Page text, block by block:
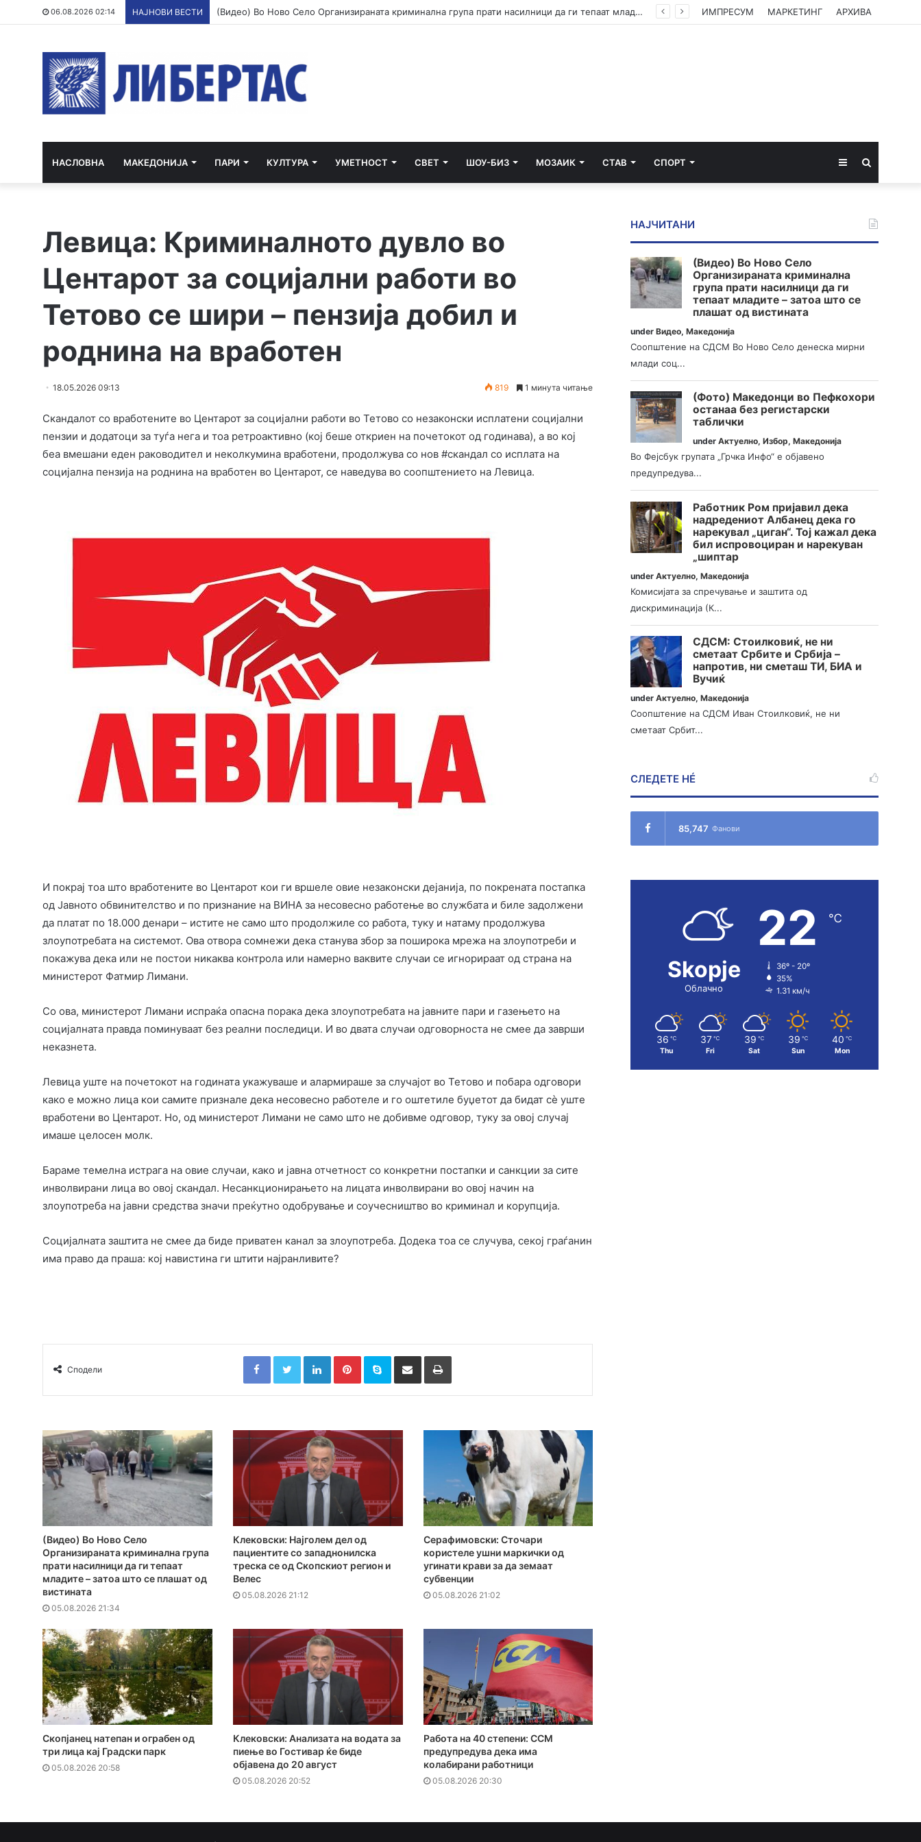
06.08.2026 02:14 НАЈНОВИ ВЕСТИ (Видео) Во Ново Село Организираната криминална група прати насилници да ги тепаат младите – затоа што се плашат од вистината ИМПРЕСУМ МАРКЕТИНГ АРХИВА
НАСЛОВНА МАКЕДОНИЈА ПАРИ КУЛТУРА УМЕТНОСТ СВЕТ ШОУ-БИЗ МОЗАИК СТАВ СПОРТ Sidebar
Левица: Криминалното дувло во
Центарот за социјални работи во
Тетово се шири – пензија добил и
роднина на вработен
18.05.2026 09:13 819 1 минута читање
Скандалот со вработените во Центарот за социјални работи во Тетово со незаконски исплатени социјални
пензии и додатоци за туѓа нега и тоа ретроактивно (кој беше откриен на почетокот од годинава), а во кој
беа вмешани еден раководител и неколкумина вработени, продолжува со нов #скандал со исплата на
социјална пензија на роднина на вработен во Центарот, се наведува во соопштението на Левица.
И покрај тоа што вработените во Центарот кои ги вршеле овие незаконски дејанија, по покрената постапка
од Јавното обвинителство и по признание на ВИНА за несовесно работење во службата и биле задолжени
да платат по 18.000 денари – истите не само што продолжиле со работа, туку и натаму продолжува
злоупотребата на системот. Ова отвора сомнежи дека станува збор за поширока мрежа на злоупотреби и
покажува дека или не постои никаква контрола или намерно ваквите случаи се игнорираат од страна на
министерот Фатмир Лимани.
Со ова, министерот Лимани испраќа опасна порака дека злоупотребата на јавните пари и газењето на
социјалната правда поминуваат без реални последици. И во двата случаи одговорноста не смее да заврши
неказнета.
Левица уште на почетокот на годината укажуваше и алармираше за случајот во Тетово и побара одговори
како е можно лица кои самите признале дека несовесно работеле и го оштетиле буџетот да бидат сѐ уште
вработени во Центарот. Но, од министерот Лимани не само што не добивме одговор, туку за овој случај
имаше целосен молк.
Бараме темелна истрага на овие случаи, како и јавна отчетност со конкретни постапки и санкции за сите
инволвирани лица во овој скандал. Несанкционирањето на лицата инволвирани во овој начин на
злоупотреба на јавни средства значи преќутно одобрување и соучесништво во криминал и корупција.
Социјалната заштита не смее да биде приватен канал за злоупотреба. Додека тоа се случува, секој граѓанин
има право да праша: кој навистина ги штити најранливите?
Сподели
FacebookTwitterLinkedInPinterestSkype Сподели преку Е-маил Испринтај
(Видео) Во Ново Село
Организираната криминална група
прати насилници да ги тепаат
младите – затоа што се плашат од
вистината
05.08.2026 21:34
Клековски: Најголем дел од
пациентите сo западнонилска
треска се од Скопскиот регион и
Велес
05.08.2026 21:12
Серафимовски: Сточари
користеле ушни маркички од
угинати крави за да земаат
субвенции
05.08.2026 21:02
Скопјанец натепан и ограбен од
три лица кај Градски парк
05.08.2026 20:58
Клековски: Анализата на водата за
пиење во Гостивар ќе биде
објавена до 20 август
05.08.2026 20:52
Работа на 40 степени: ССМ
предупредува дека има
колабирани работници
05.08.2026 20:30
НАЈЧИТАНИ
(Видео) Во Ново Село
Организираната криминална
група прати насилници да ги
тепаат младите – затоа што се
плашат од вистината
underВидео,Македонија
Соопштение на СДСМ Во Ново Село денеска мирни
млади соц...
(Фото) Македонци во Пефкохори
останаа без регистарски
таблички
underАктуелно,Избор,Македонија
Во Фејсбук групата „Грчка Инфо“ е објавено
предупредува...
Работник Ром пријавил дека
надредениот Албанец дека го
нарекувал „циган“. Тој кажал дека
бил испровоциран и нарекуван
„шиптар
underАктуелно,Македонија
Комисијата за спречување и заштита од
дискриминација (К...
СДСМ: Стоилковиќ, не ни
сметаат Србите и Србија –
напротив, ни сметаш ТИ, БИА и
Вучиќ
underАктуелно,Македонија
Соопштение на СДСМ Иван Стоилковиќ, не ни
сметаат Србит...
СЛЕДЕТЕ НÉ
85,747 Фанови
Skopje
Облачно
22 ℃
36º - 20º
35%
1.31 км/ч
36 ℃
Thu
37 ℃
Fri
39 ℃
Sat
39 ℃
Sun
40 ℃
Mon